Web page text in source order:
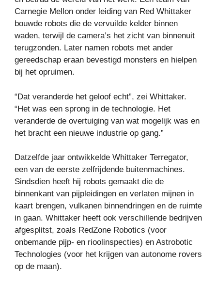
Carnegie Mellon onder leiding van Red Whittaker
bouwde robots die de vervuilde kelder binnen
waden, terwijl de camera’s het zicht van binnenuit
terugzonden. Later namen robots met ander
gereedschap eraan bevestigd monsters en hielpen
bij het opruimen.
“Dat veranderde het geloof echt”, zei Whittaker.
“Het was een sprong in de technologie. Het
veranderde de overtuiging van wat mogelijk was en
het bracht een nieuwe industrie op gang.”
Datzelfde jaar ontwikkelde Whittaker Terregator,
een van de eerste zelfrijdende buitenmachines.
Sindsdien heeft hij robots gemaakt die de
binnenkant van pijpleidingen en verlaten mijnen in
kaart brengen, vulkanen binnendringen en de ruimte
in gaan. Whittaker heeft ook verschillende bedrijven
afgesplitst, zoals RedZone Robotics (voor
onbemande pijp- en rioolinspecties) en Astrobotic
Technologies (voor het krijgen van autonome rovers
op de maan).